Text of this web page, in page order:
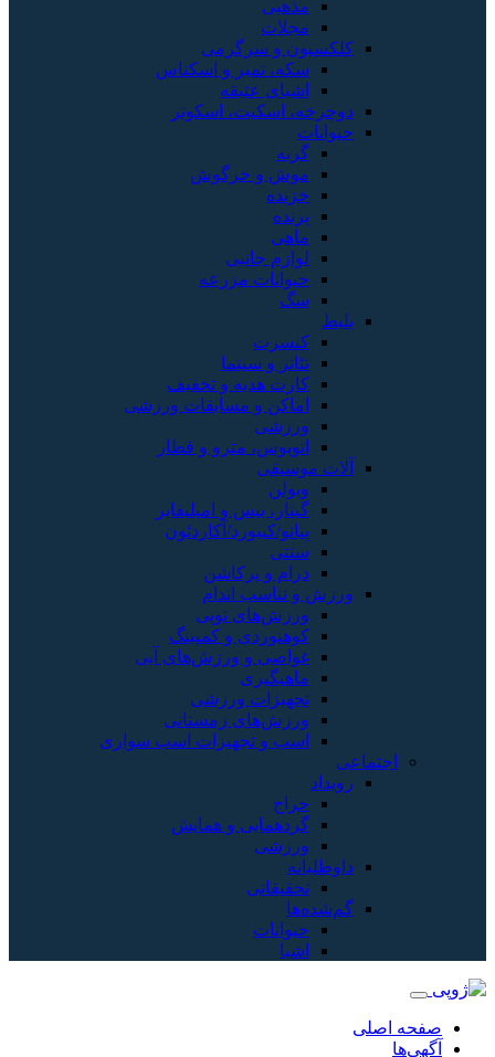
مذهبی
مجلات
کلکسیون و سرگرمی
سکه، تمبر و اسکناس
اشیای عتیقه
دوچرخه، اسکیت، اسکوتر
حیوانات
گربه
موش و خرگوش
خزنده
پرنده
ماهی
لوازم جانبی
حیوانات مزرعه
سگ
بلیط
کنسرت
تئاتر و سینما
کارت هدیه و تخفیف
اماکن و مسابقات ورزشی
ورزشی
اتوبوس، مترو و قطار
آلات موسیقی
ویولن
گیتار، بیس و امپلیفایر
پیانو/کیبورد/آکاردئون
سنتی
درام و پرکاشن
ورزش و تناسب اندام
ورزش‌های توپی
کوهنوردی و کمپینگ
غواصی و ورزش‌های آبی
ماهیگیری
تجهیزات ورزشی
ورزش‌های زمستانی
اسب و تجهیزات اسب سواری
اجتماعی
رویداد
حراج
گردهمایی و همایش
ورزشی
داوطلبانه
تحقیقاتی
گم‌شده‌ها
حیوانات
اشیا
صفحه اصلی
آگهی‌ها